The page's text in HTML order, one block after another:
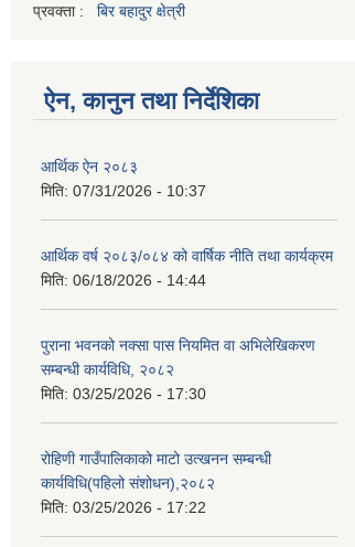
प्रवक्ता : बिर बहादुर क्षेत्री
ऐन, कानुन तथा निर्देशिका
आर्थिक ऐन २०८३
मिति: 07/31/2026 - 10:37
आर्थिक वर्ष २०८३/०८४ को वार्षिक नीति तथा कार्यक्रम
मिति: 06/18/2026 - 14:44
पुराना भवनको नक्सा पास नियमित वा अभिलेखिकरण
सम्बन्धी कार्यविधि, २०८२
मिति: 03/25/2026 - 17:30
रोहिणी गाउँपालिकाको माटो उत्खनन सम्बन्धी
कार्यविधि(पहिलो संशोधन),२०८२
मिति: 03/25/2026 - 17:22